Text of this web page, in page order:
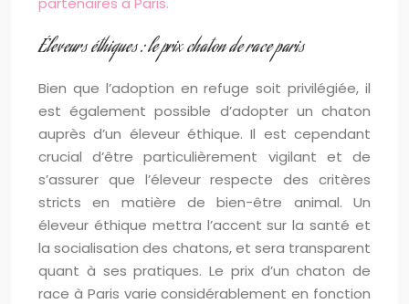
Éleveurs éthiques : le prix chaton de race paris
Bien que l’adoption en refuge soit privilégiée, il
est également possible d’adopter un chaton
auprès d’un éleveur éthique. Il est cependant
crucial d’être particulièrement vigilant et de
s’assurer que l’éleveur respecte des critères
stricts en matière de bien-être animal. Un
éleveur éthique mettra l’accent sur la santé et
la socialisation des chatons, et sera transparent
quant à ses pratiques. Le prix d’un chaton de
race à Paris varie considérablement en fonction